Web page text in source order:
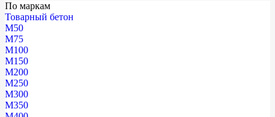
По маркам
Товарный бетон
М50
М75
М100
М150
М200
М250
М300
М350